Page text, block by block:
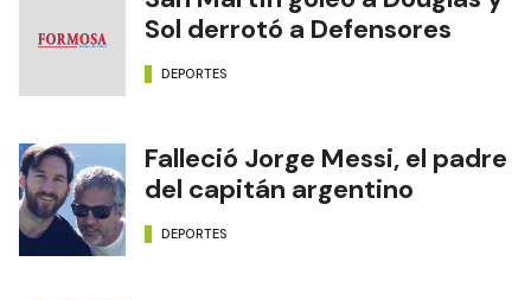
Sol derrotó a Defensores
DEPORTES
Falleció Jorge Messi, el padre
del capitán argentino
DEPORTES